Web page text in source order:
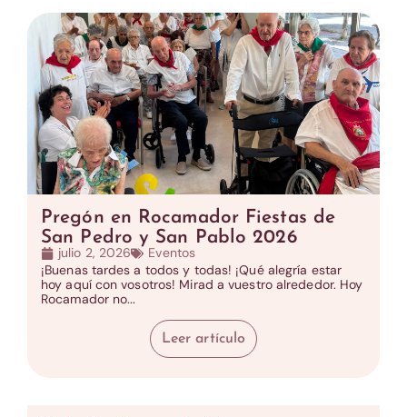
Pregón en Rocamador Fiestas de
San Pedro y San Pablo 2026
julio 2, 2026
Eventos
¡Buenas tardes a todos y todas! ¡Qué alegría estar
hoy aquí con vosotros! Mirad a vuestro alrededor. Hoy
Rocamador no...
Leer artículo